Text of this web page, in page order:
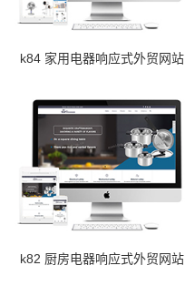
k84 家用电器响应式外贸网站
k82 厨房电器响应式外贸网站